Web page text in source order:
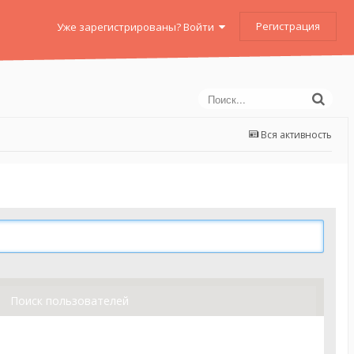
Уже зарегистрированы? Войти Регистрация
Вся активность
Поиск пользователей